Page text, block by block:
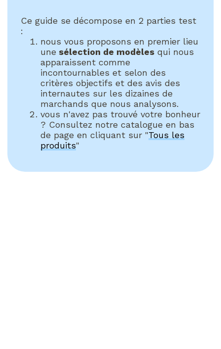
Ce guide se décompose en 2 parties test
:
nous vous proposons en premier lieu
une sélection de modèles qui nous
apparaissent comme
incontournables et selon des
critères objectifs et des avis des
internautes sur les dizaines de
marchands que nous analysons.
vous n'avez pas trouvé votre bonheur
? Consultez notre catalogue en bas
de page en cliquant sur "Tous les
produits"